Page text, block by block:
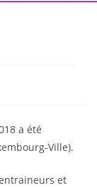
a été
Ville).
et